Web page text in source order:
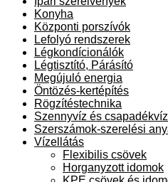
Konyha
Központi porszívók
Lefolyó rendszerek
Légkondícionálók
Légtisztító, Párásító
Megújuló energia
Öntözés-kertépítés
Rögzítéstechnika
Szennyvíz és
Szerszámok-szerelési
Vízellátás
Flexibilis csövek
Horganyzott idomok